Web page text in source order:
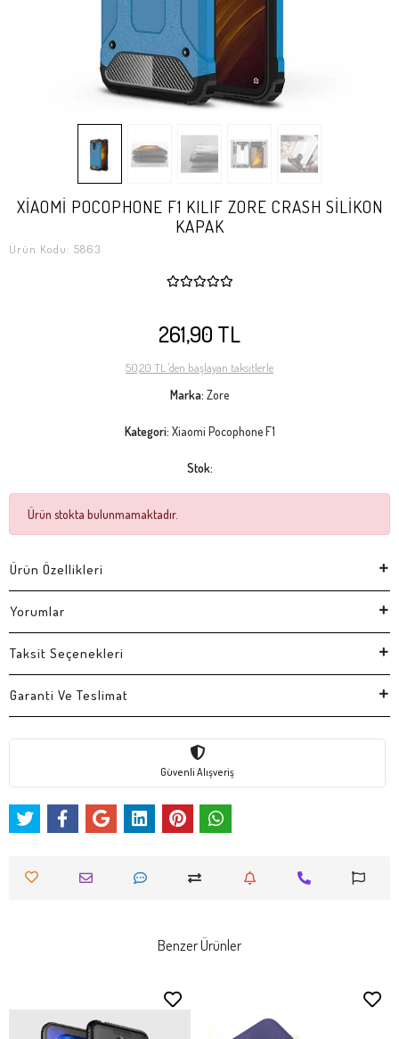
XİAOMİ POCOPHONE F1 KILIF ZORE CRASH SİLİKON
KAPAK
Ürün Kodu: 5863
261,90 TL
50,20 TL 'den başlayan taksitlerle
Marka: Zore
Kategori: Xiaomi Pocophone F1
Stok:
Ürün stokta bulunmamaktadır.
Ürün Özellikleri
Yorumlar
Taksit Seçenekleri
Garanti Ve Teslimat
Güvenli Alışveriş
Benzer Ürünler